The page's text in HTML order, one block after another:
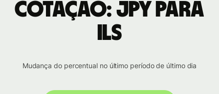
cotação: JPY para
ILS
Mudança do percentual no último período de último dia